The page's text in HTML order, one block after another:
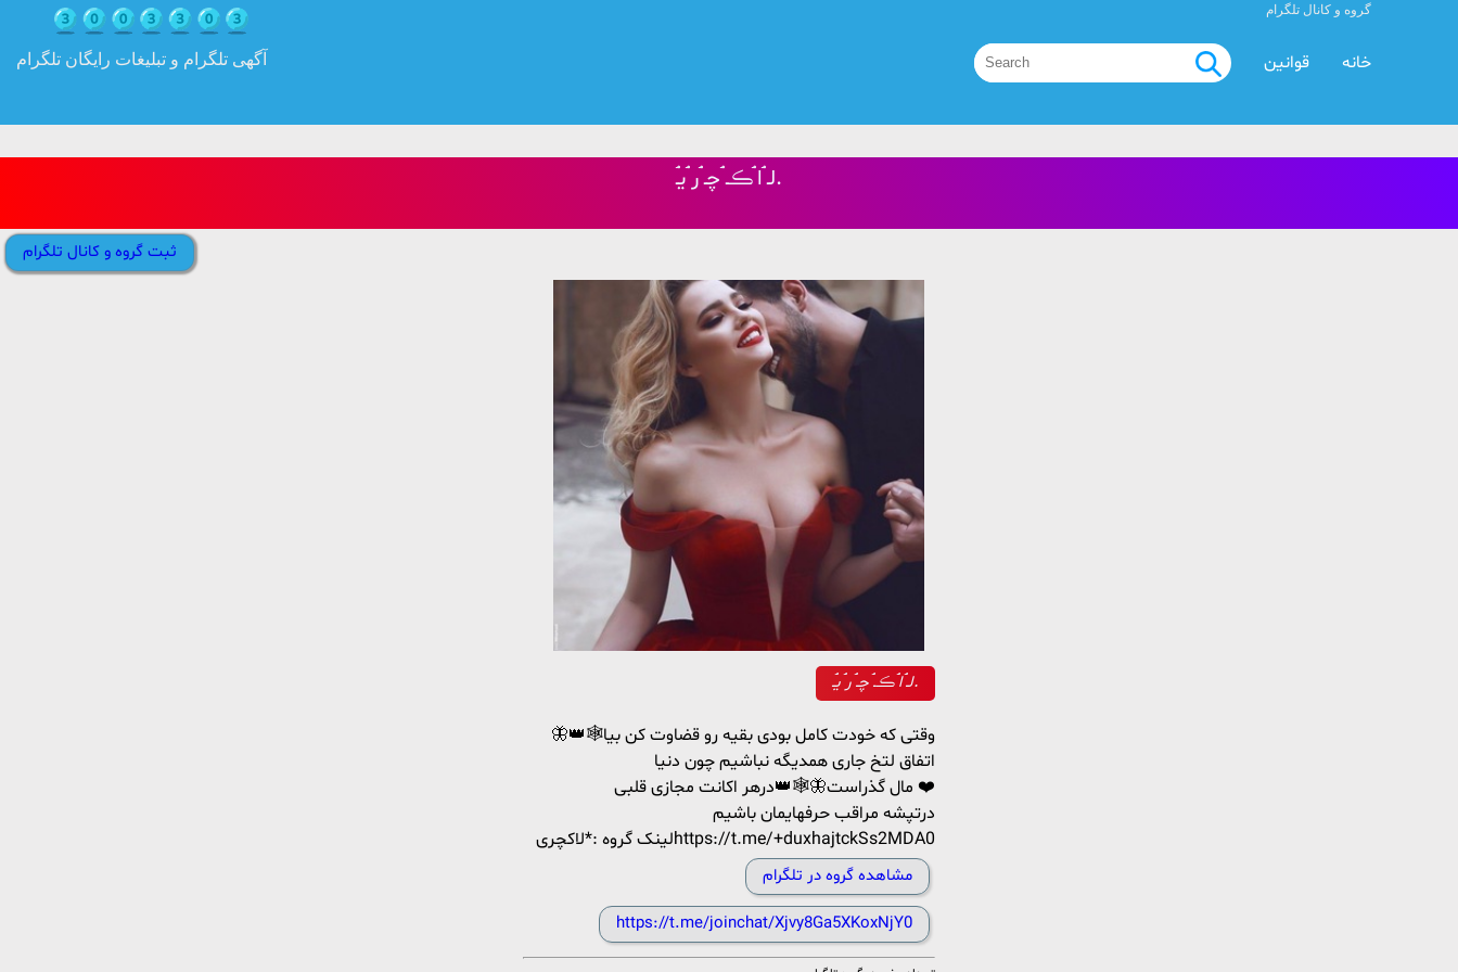
آگهی تلگرام و تبلیغات رایگان تلگرام
گروه و کانال تلگرام
قوانین خانه
ۘۘلـ ۘۘا ۘۘڪـ ۘۘچـ ۘۘر ۘۘیـ.
ثبت گروه و کانال تلگرام
ۘۘلـ ۘۘا ۘۘڪـ ۘۘچـ ۘۘر ۘۘیـ.
🦋👑🕸وقتی که خودت کامل بودی بقیه رو قضاوت کن بیا
اتفاق لتخ جاری همدیگه نباشیم چون دنیا
مال گذراست🦋🕸👑درهر اکانت مجازی قلبی ❤️
درتپشه مراقب حرفهایمان باشیم
لینک گروه :*لاکچریhttps://t.me/+duxhajtckSs2MDA0
مشاهده گروه در تلگرام
https://t.me/joinchat/Xjvy8Ga5XKoxNjY0